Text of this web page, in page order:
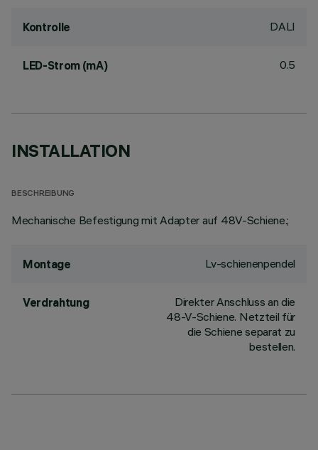
Kontrolle DALI
LED-Strom (mA) 0.5
INSTALLATION
BESCHREIBUNG
Mechanische Befestigung mit Adapter auf 48V-Schiene.;
Montage Lv-schienenpendel
Verdrahtung
Direkter Anschluss an die
48-V-Schiene. Netzteil für
die Schiene separat zu
bestellen.